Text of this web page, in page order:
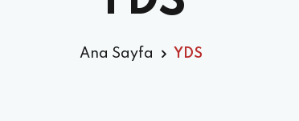
Ana Sayfa YDS